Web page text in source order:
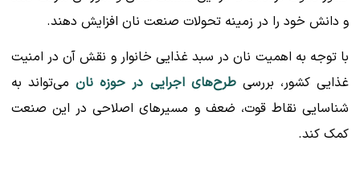
و دانش خود را در زمینه تحولات صنعت نان افزایش دهند.
با توجه به اهمیت نان در سبد غذایی خانوار و نقش آن در امنیت
غذایی کشور، بررسیطرح‌های اجرایی در حوزه نانمی‌تواند به
شناسایی نقاط قوت، ضعف و مسیرهای اصلاحی در این صنعت
کمک کند.